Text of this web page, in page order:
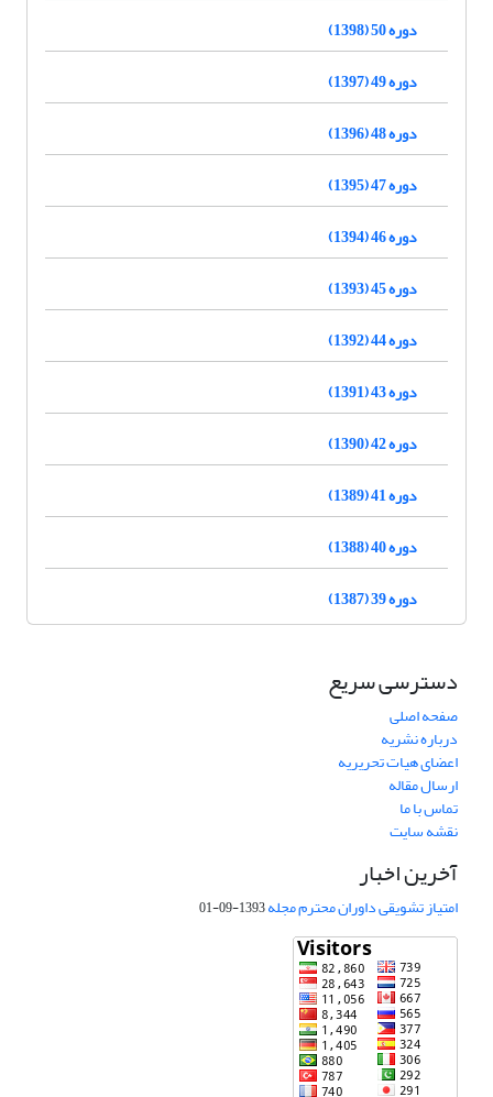
دوره 50 (1398)
دوره 49 (1397)
دوره 48 (1396)
دوره 47 (1395)
دوره 46 (1394)
دوره 45 (1393)
دوره 44 (1392)
دوره 43 (1391)
دوره 42 (1390)
دوره 41 (1389)
دوره 40 (1388)
دوره 39 (1387)
دسترسی سریع
صفحه اصلی
درباره نشریه
اعضای هیات تحریریه
ارسال مقاله
تماس با ما
نقشه سایت
آخرین اخبار
امتیاز تشویقی داوران محترم مجله1393-09-01